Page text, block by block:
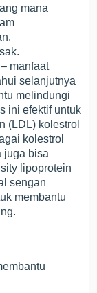
mana
manfaat
selanjutnya
melindungi
ini efektif untuk
(LDL) kolestrol
kolestrol
juga bisa
lipoprotein
sengan
membantu